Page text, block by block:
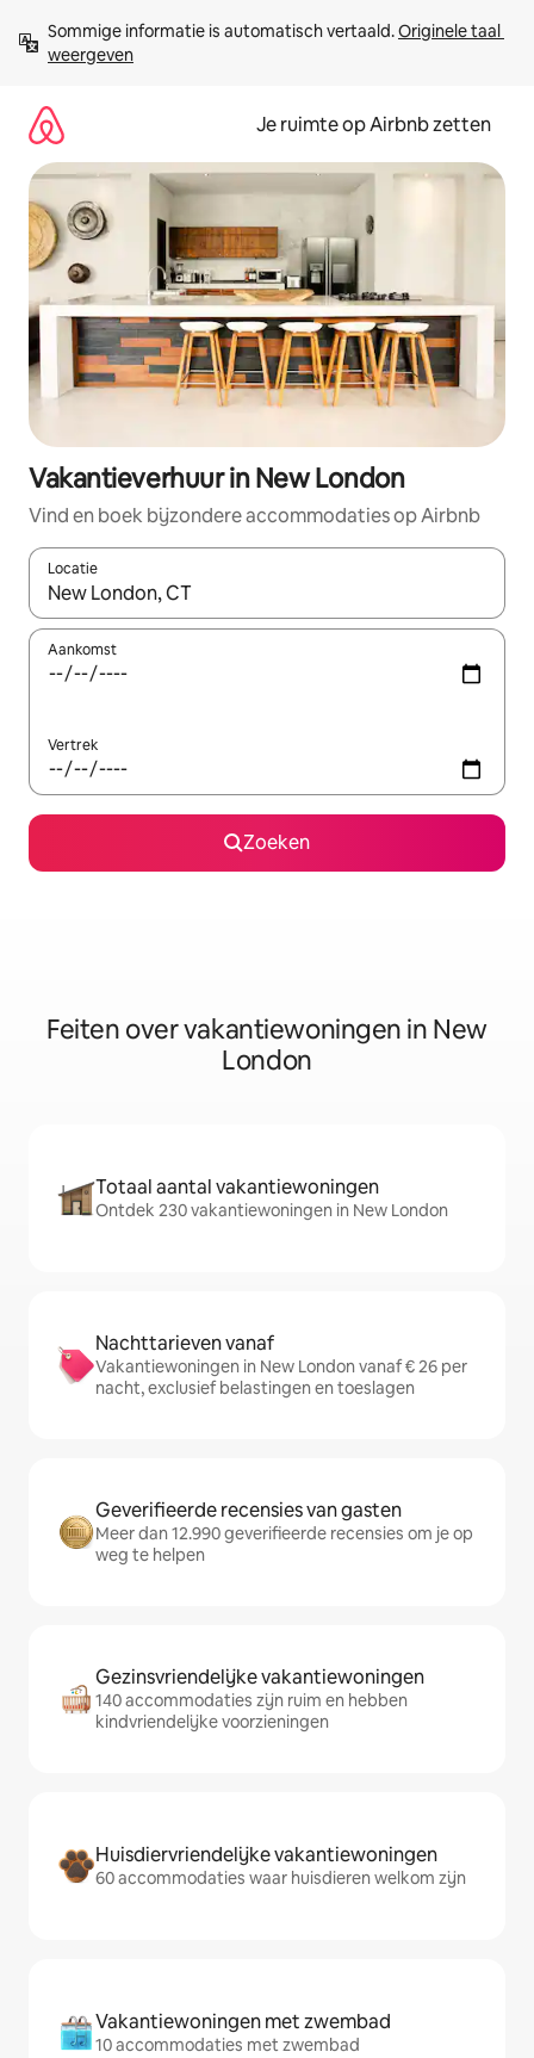
direct
naar
Sommige informatie is automatisch vertaald. Originele taal
weergeven
Je ruimte op Airbnb zetten
Vakantieverhuur in New London
Vind en boek bijzondere accommodaties op Airbnb
Locatie
Wanneer er suggesties beschikbaar zijn, maak je een keuze
Aankomst
Vertrek
Zoeken
Feiten over vakantiewoningen in New
London
Totaal aantal vakantiewoningen
Ontdek 230 vakantiewoningen in New London
Nachttarieven vanaf
Vakantiewoningen in New London vanaf € 26 per
nacht, exclusief belastingen en toeslagen
Geverifieerde recensies van gasten
Meer dan 12.990 geverifieerde recensies om je op
weg te helpen
Gezinsvriendelijke vakantiewoningen
140 accommodaties zijn ruim en hebben
kindvriendelijke voorzieningen
Huisdiervriendelijke vakantiewoningen
60 accommodaties waar huisdieren welkom zijn
Vakantiewoningen met zwembad
10 accommodaties met zwembad